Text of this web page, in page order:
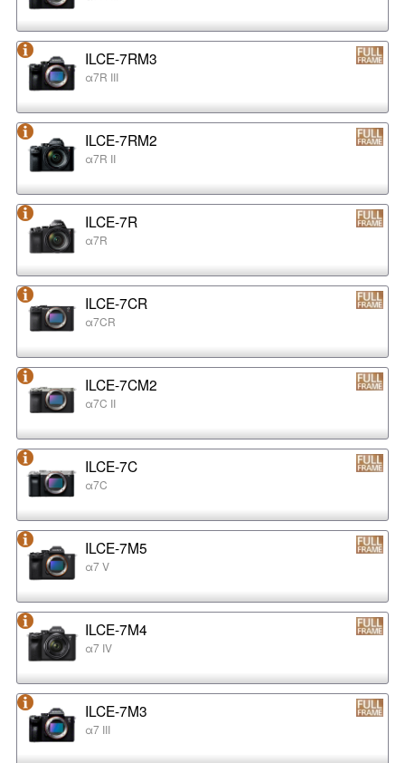
ILCE-7RM3
α7R III
ILCE-7RM2
α7R II
ILCE-7R
α7R
ILCE-7CR
α7CR
ILCE-7CM2
α7C II
ILCE-7C
α7C
ILCE-7M5
α7 V
ILCE-7M4
α7 IV
ILCE-7M3
α7 III